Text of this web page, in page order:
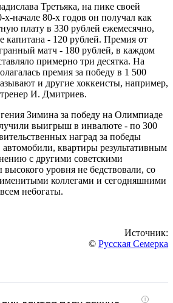
Третьяка, на пике своей
х-начале 80-х годов он получал как
плату в 330 рублей ежемесячно,
капитана - 120 рублей. Премия от
матч - 180 рублей, в каждом
примерно три десятка. На
премия за победу в 1 500
и другие хоккеисты, например,
И. Дмитриев.
Зимина за победу на Олимпиаде
выигрыш в инвалюте - по 300
наград за победы
квартиры результативным
с другими советскими
уровня не бедствовали, со
коллегами и сегодняшними
небогаты.
Источник:
© Русская Семерка
i